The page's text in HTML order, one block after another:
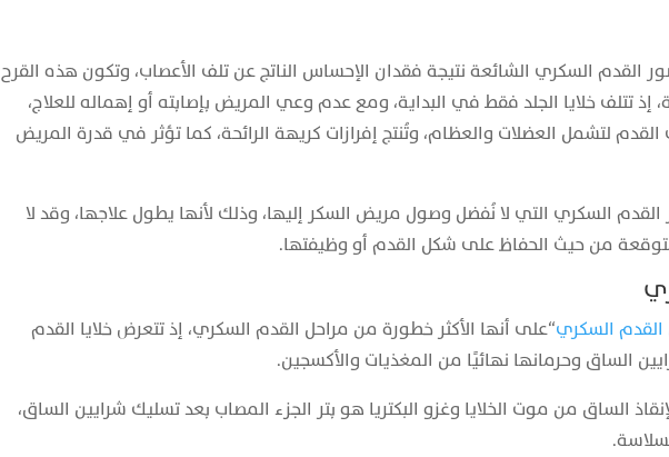
القدم السكري الشائعة نتيجة فقدان الإحساس الناتج عن تلف الأعصاب، وتكون هذه القرح
إذ تتلف خلايا الجلد فقط في البداية، ومع عدم وعي المريض بإصابته أو إهماله للعلاج،
لتشمل العضلات والعظام، وتُنتج إفرازات كريهة الرائحة، كما تؤثر في قدرة المريض
السكري التي لا نُفضل وصول مريض السكر إليها، وذلك لأنها يطول علاجها، وقد لا
من حيث الحفاظ على شكل القدم أو وظيفتها.
القدم السكري“على أنها الأكثر خطورة من مراحل القدم السكري، إذ تتعرض خلايا القدم
الساق وحرمانها نهائيًا من المغذيات والأكسجين.
الساق من موت الخلايا وغزو البكتريا هو بتر الجزء المصاب بعد تسليك شرايين الساق،